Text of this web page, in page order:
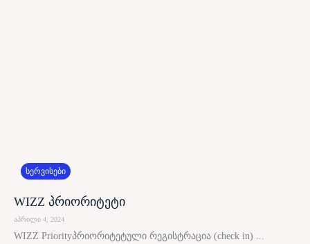
სერვისები
WIZZ პრიორიტეტი
აპრილი 4, 2024
WIZZ Priorityპრიორიტეტული რეგისტრაცია (check in) ...